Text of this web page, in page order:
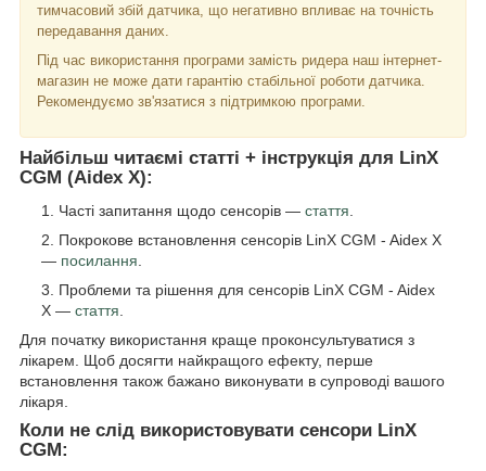
тимчасовий збій датчика, що негативно впливає на точність
передавання даних.
Під час використання програми замість ридера наш інтернет-
магазин не може дати гарантію стабільної роботи датчика.
Рекомендуємо зв'язатися з підтримкою програми.
Найбільш читаємі статті + інструкція для LinX
CGM (Aidex X):
Часті запитання щодо сенсорів — стаття
Покрокове встановлення сенсорів LinX CGM - Aidex X
— посилання
Проблеми та рішення для сенсорів LinX CGM - Aidex
X — стаття
Для початку використання краще проконсультуватися з
лікарем. Щоб досягти найкращого ефекту, перше
встановлення також бажано виконувати в супроводі вашого
лікаря.
Коли не слід використовувати сенсори LinX
CGM: